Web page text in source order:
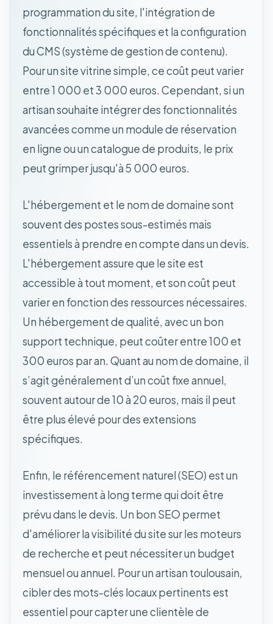
programmation du site, l'intégration de
fonctionnalités spécifiques et la configuration
du CMS (système de gestion de contenu).
Pour un site vitrine simple, ce coût peut varier
entre 1 000 et 3 000 euros. Cependant, si un
artisan souhaite intégrer des fonctionnalités
avancées comme un module de réservation
en ligne ou un catalogue de produits, le prix
peut grimper jusqu'à 5 000 euros.
L'hébergement et le nom de domaine sont
souvent des postes sous-estimés mais
essentiels à prendre en compte dans un devis.
L'hébergement assure que le site est
accessible à tout moment, et son coût peut
varier en fonction des ressources nécessaires.
Un hébergement de qualité, avec un bon
support technique, peut coûter entre 100 et
300 euros par an. Quant au nom de domaine, il
s’agit généralement d’un coût fixe annuel,
souvent autour de 10 à 20 euros, mais il peut
être plus élevé pour des extensions
spécifiques.
Enfin, le référencement naturel (SEO) est un
investissement à long terme qui doit être
prévu dans le devis. Un bon SEO permet
d'améliorer la visibilité du site sur les moteurs
de recherche et peut nécessiter un budget
mensuel ou annuel. Pour un artisan toulousain,
cibler des mots-clés locaux pertinents est
essentiel pour capter une clientèle de